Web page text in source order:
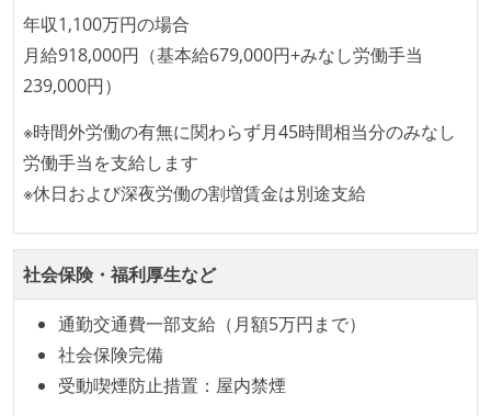
その他
appium
scikit-learn
firebase
flowtype webpacker
babel
rxjava
carthage fastlane
ansible
elasticsearch
kibana
「リファクタリングは随時行われるべき」という価値
観をメンバー全員が共有しており、日常的に実施して
いる
何らかのコーディング規約をチーム全体で遵守するよ
うにしている
提出されたコードには自動的にリグレッションテスト
テストの実施度
ほとんどのプロダクトコードに単体テストを記述、実
施している
ほとんどの機能に受け入れテストを記述、実施してい
る
年収1,100万円の場合
月給918,000円（基本給679,000円+みなし労働手当
239,000円）
※時間外労働の有無に関わらず月45時間相当分のみなし
労働手当を支給します
※休日および深夜労働の割増賃金は別途支給
社会保険・福利厚生など
通勤交通費一部支給（月額5万円まで）
社会保険完備
受動喫煙防止措置：屋内禁煙